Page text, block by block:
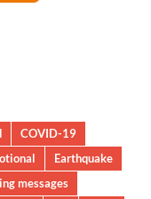
COVID-19
Earthquake
messages